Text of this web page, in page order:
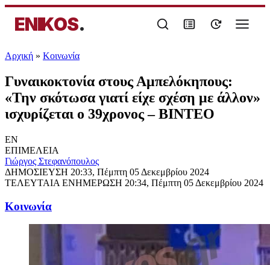
ENIKOS.
Αρχική » Κοινωνία
Γυναικοκτονία στους Αμπελόκηπους:
«Την σκότωσα γιατί είχε σχέση με άλλον»
ισχυρίζεται ο 39χρονος – ΒΙΝΤΕΟ
EN
ΕΠΙΜΕΛΕΙΑ
Γιώργος Στεφανόπουλος
ΔΗΜΟΣΙΕΥΣΗ 20:33, Πέμπτη 05 Δεκεμβρίου 2024
ΤΕΛΕΥΤΑΙΑ ΕΝΗΜΕΡΩΣΗ 20:34, Πέμπτη 05 Δεκεμβρίου 2024
Κοινωνία